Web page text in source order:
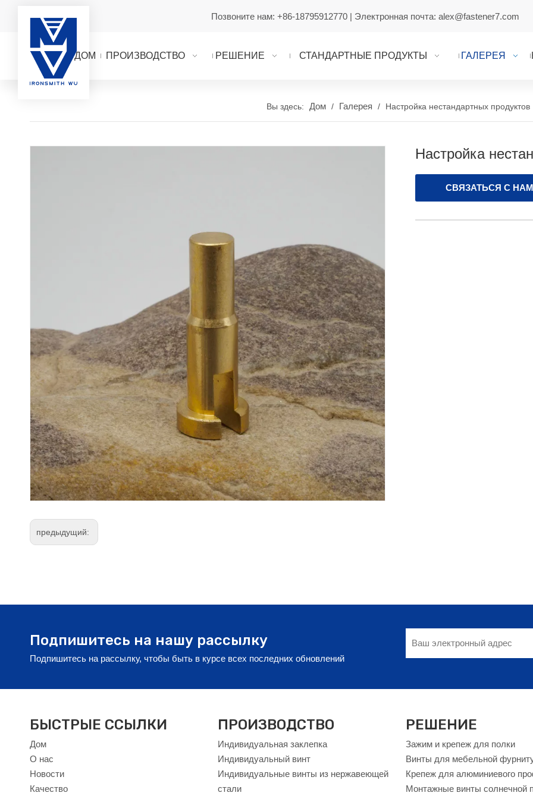
Позвоните нам: +86-18795912770 | Электронная почта: alex@fastener7.com
ДОМ ПРОИЗВОДСТВО РЕШЕНИЕ СТАНДАРТНЫЕ ПРОДУКТЫ ГАЛЕРЕЯ
Вы здесь: Дом / Галерея / Настройка нестандартных продуктов
Настройка
СВЯЗАТЬСЯ С
предыдущий:
Подпишитесь на нашу рассылку
Подпишитесь на рассылку, чтобы быть в курсе всех последних обновлений
БЫСТРЫЕ ССЫЛКИ
Дом
О нас
Новости
Качество
ПРОИЗВОДСТВО
Индивидуальная заклепка
Индивидуальный винт
Индивидуальные винты из нержавеющей
стали
РЕШЕНИЕ
Зажим и крепеж для полки
Винты для мебельной
Крепеж для алюминиевого
Монтажные винты солнечной